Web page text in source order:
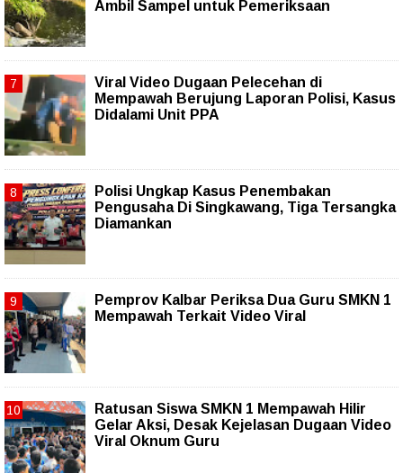
Ambil Sampel untuk Pemeriksaan
Viral Video Dugaan Pelecehan di
Mempawah Berujung Laporan Polisi, Kasus
Didalami Unit PPA
Polisi Ungkap Kasus Penembakan
Pengusaha Di Singkawang, Tiga Tersangka
Diamankan
Pemprov Kalbar Periksa Dua Guru SMKN 1
Mempawah Terkait Video Viral
Ratusan Siswa SMKN 1 Mempawah Hilir
Gelar Aksi, Desak Kejelasan Dugaan Video
Viral Oknum Guru